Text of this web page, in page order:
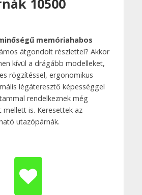
memóriahabos
átgondolt részlettel? Akkor
kívül a drágább modelleket,
rögzítéssel, ergonomikus
légáteresztő képességgel
rendelkeznek még
mellett is. Keresettek az
utazópárnák.